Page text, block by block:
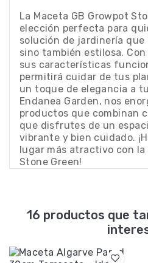
La Maceta GB Growpot
elección perfecta para
solución de jardinería que
sino también estilosa.
sus características
permitirá cuidar de tus
un toque de elegancia a
Endanea Garden, nos
productos que combinan
que disfrutes de un
vibrante y bien cuidado.
lugar más atractivo con la
Stone Green!
16 productos que